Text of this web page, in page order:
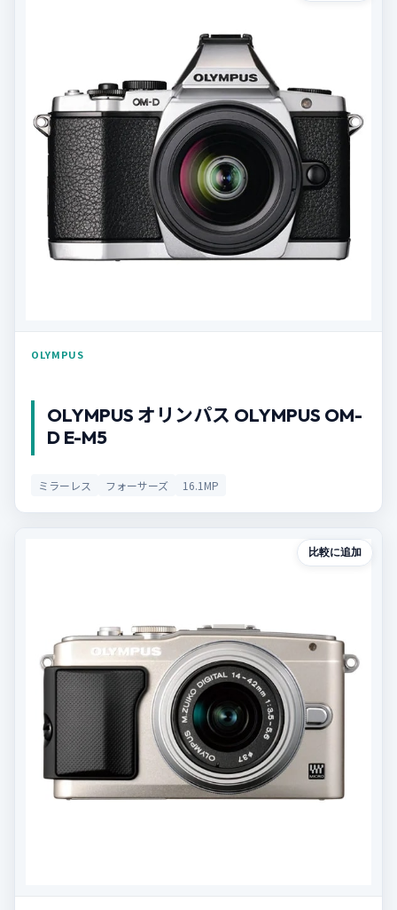
OLYMPUS
OLYMPUS オリンパス OLYMPUS OM-
D E-M5
ミラーレス フォーサーズ 16.1MP
比較に追加